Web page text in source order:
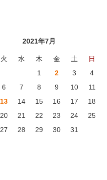
2021年7月
火 水 木 金 土
日
1
2 3
4
6 7 8 9 10
11
13 14 15 16 17
18
20 21 22 23 24
25
27 28 29 30
31